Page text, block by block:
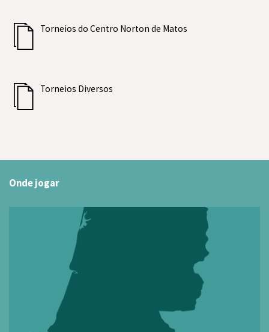
Torneios do Centro Norton de Matos
Torneios Diversos
Onde jogar